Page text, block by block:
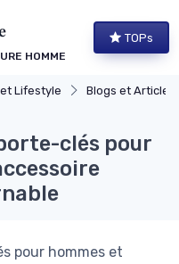
HOMME
TOPs
Lifestyle Blogs et Articles
clés pour
pour hommes et